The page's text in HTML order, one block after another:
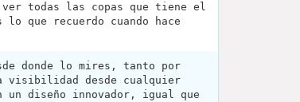
ver todas las copas que tiene el
que recuerdo cuando hace
donde lo mires, tanto por
visibilidad desde cualquier
un diseño innovador, igual que